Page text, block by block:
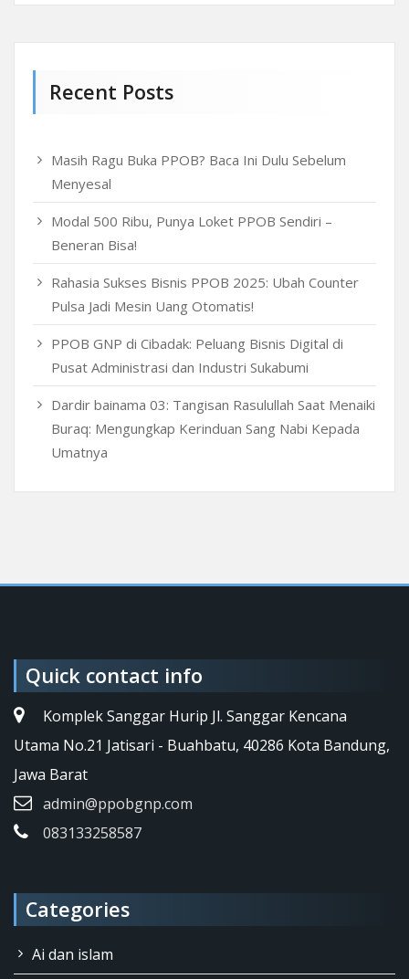
Recent Posts
Masih Ragu Buka PPOB? Baca Ini Dulu Sebelum
Menyesal
Modal 500 Ribu, Punya Loket PPOB Sendiri –
Beneran Bisa!
Rahasia Sukses Bisnis PPOB 2025: Ubah Counter
Pulsa Jadi Mesin Uang Otomatis!
PPOB GNP di Cibadak: Peluang Bisnis Digital di
Pusat Administrasi dan Industri Sukabumi
Dardir bainama 03: Tangisan Rasulullah Saat Menaiki
Buraq: Mengungkap Kerinduan Sang Nabi Kepada
Umatnya
Quick contact info
Komplek Sanggar Hurip Jl. Sanggar Kencana
Utama No.21 Jatisari - Buahbatu, 40286 Kota Bandung,
Jawa Barat
admin@ppobgnp.com
083133258587
Categories
Ai dan islam